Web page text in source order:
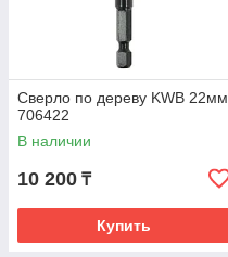
Сверло по дереву KWB 22мм
706422
В наличии
10 200 ₸
Купить